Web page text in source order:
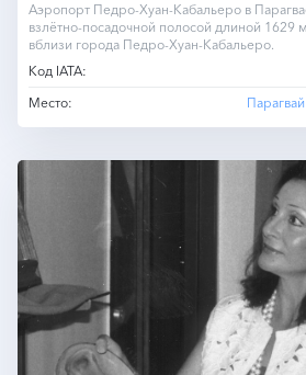
Аэропорт Педро-Хуан-Кабальеро в
взлётно-посадочной полосой длиной 1629
вблизи города Педро-Хуан-Кабальеро.
Код IATA:
Место:
Парагвай